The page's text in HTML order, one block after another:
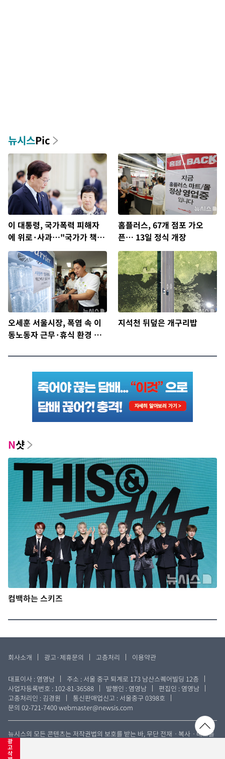
뉴시스Pic
이 대통령, 국가폭력 피해자
에 위로·사과…"국가가 책임
지고 치유"
홈플러스, 67개 점포 가오
픈… 13일 정식 개장
오세훈 서울시장, 폭염 속 이
동노동자 근무·휴식 환경 점
지석천 뒤덮은 개구리밥
N샷
컴백하는 스키즈
광
고
삭
회사소개 광고·제휴문의 고층처리 이용약관
대표이사 : 염영남
주소 : 서울 중구 퇴계로 173 남산스퀘어빌딩 12층
사업자등록번호 : 102-81-36588
발행인 : 염영남
편집인 : 염영남
고충처리인 : 김경원
통신판매업신고 : 서울중구 0398호
문의 02-721-7400webmaster@newsis.com
뉴시스의 모든 콘텐츠는 저작권법의 보호를 받는 바, 무단 전재ㆍ복사ㆍ배포를
금합니다. Copyright © NEWSIS.COM All rights reserved.